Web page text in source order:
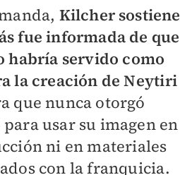
Kilcher sostiene
fue informada de que
habría servido como
la creación de Neytiri
que nunca otorgó
usar su imagen en
ni en materiales
con la franquicia.